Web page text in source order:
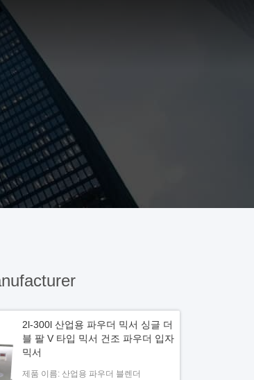
2l-300l 산업용 파우더 믹서 싱글 더
블 팔 V 타입 믹서 건조 파우더 입자
믹서
제품 이름: 산업용 파우더 블렌더